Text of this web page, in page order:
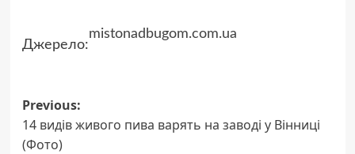
Джерело:
mistonadbugom.com.ua
Post
navigation
Previous:
14 видів живого пива варять на заводі у Вінниці
(Фото)